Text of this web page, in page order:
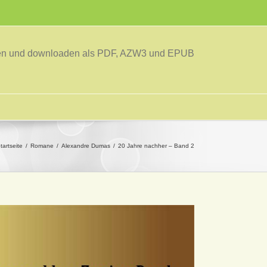
und downloaden als PDF, AZW3 und EPUB
Romane Alexandre Dumas 20 Jahre nachher – Band 2